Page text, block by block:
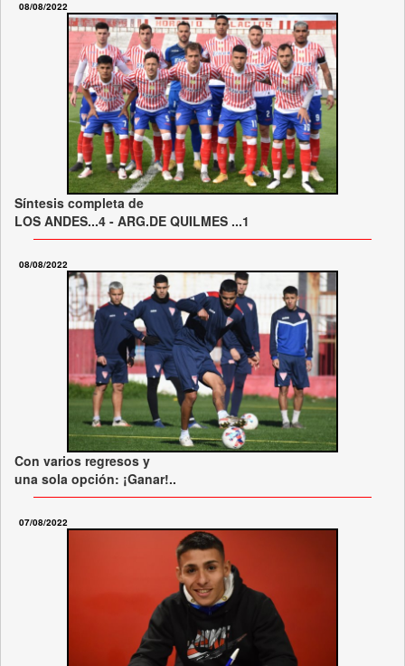
08/08/2022
Síntesis completa de
LOS ANDES...4 - ARG.DE QUILMES ...1
08/08/2022
Con varios regresos y
una sola opción: ¡Ganar!..
07/08/2022